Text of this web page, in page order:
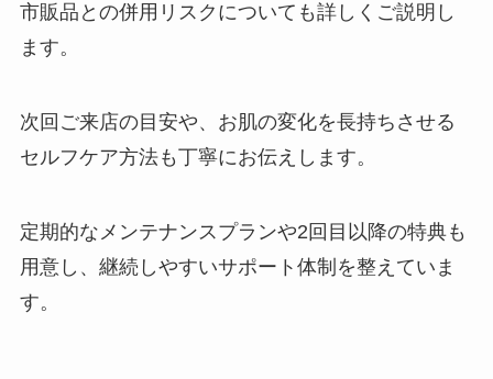
市販品との併用リスクについても詳しくご説明し
ます。
次回ご来店の目安や、お肌の変化を長持ちさせる
セルフケア方法も丁寧にお伝えします。
定期的なメンテナンスプランや2回目以降の特典も
用意し、継続しやすいサポート体制を整えていま
す。